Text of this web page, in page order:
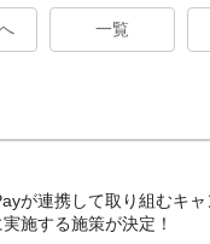
一覧
が連携して取り組むキャ
施する施策が決定！